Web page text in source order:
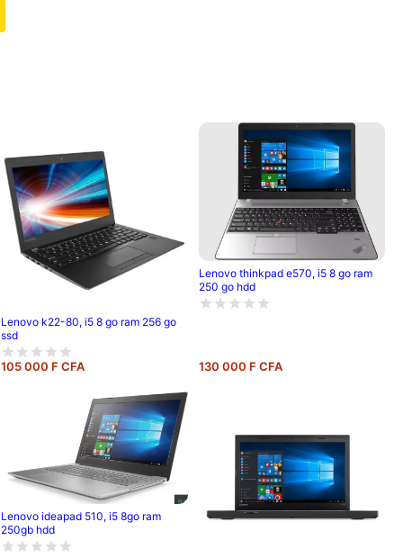
Lenovo k22-80, i5 8 go ram 256 go
ssd
105 000 F CFA
Lenovo thinkpad e570, i5 8 go ram
250 go hdd
130 000 F CFA
Lenovo ideapad 510, i5 8go ram
250gb hdd